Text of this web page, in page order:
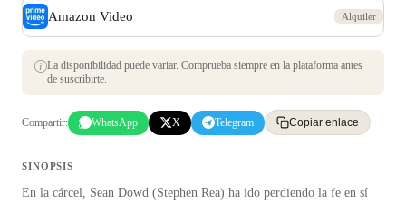
Amazon Video Alquiler
La disponibilidad puede variar. Comprueba siempre en la plataforma antes
de suscribirte.
Compartir: WhatsApp X Telegram Copiar enlace
SINOPSIS
En la cárcel, Sean Dowd (Stephen Rea) ha ido perdiendo la fe en sí